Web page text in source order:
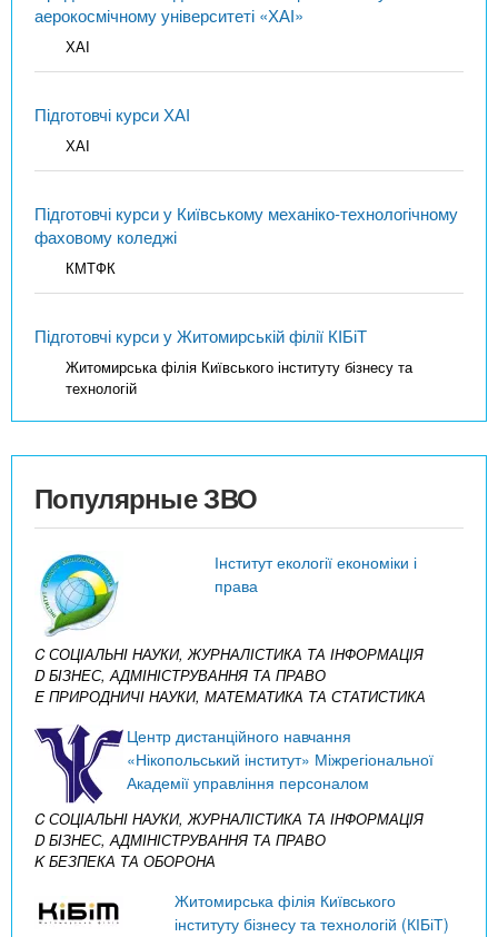
аерокосмічному університеті «ХАІ»
ХАІ
Підготовчі курси ХАІ
ХАІ
Підготовчі курси у Київському механіко-технологічному
фаховому коледжі
КМТФК
Підготовчі курси у Житомирській філії КІБіТ
Житомирська філія Київського інституту бізнесу та
технологій
Популярные ЗВО
Інститут екології економіки і
права
C СОЦІАЛЬНІ НАУКИ, ЖУРНАЛІСТИКА ТА ІНФОРМАЦІЯ
D БІЗНЕС, АДМІНІСТРУВАННЯ ТА ПРАВО
E ПРИРОДНИЧІ НАУКИ, МАТЕМАТИКА ТА СТАТИСТИКА
Центр дистанційного навчання
«Нікопольський інститут» Міжрегіональної
Академії управління персоналом
C СОЦІАЛЬНІ НАУКИ, ЖУРНАЛІСТИКА ТА ІНФОРМАЦІЯ
D БІЗНЕС, АДМІНІСТРУВАННЯ ТА ПРАВО
K БЕЗПЕКА ТА ОБОРОНА
Житомирська філія Київського
інституту бізнесу та технологій (КІБіТ)